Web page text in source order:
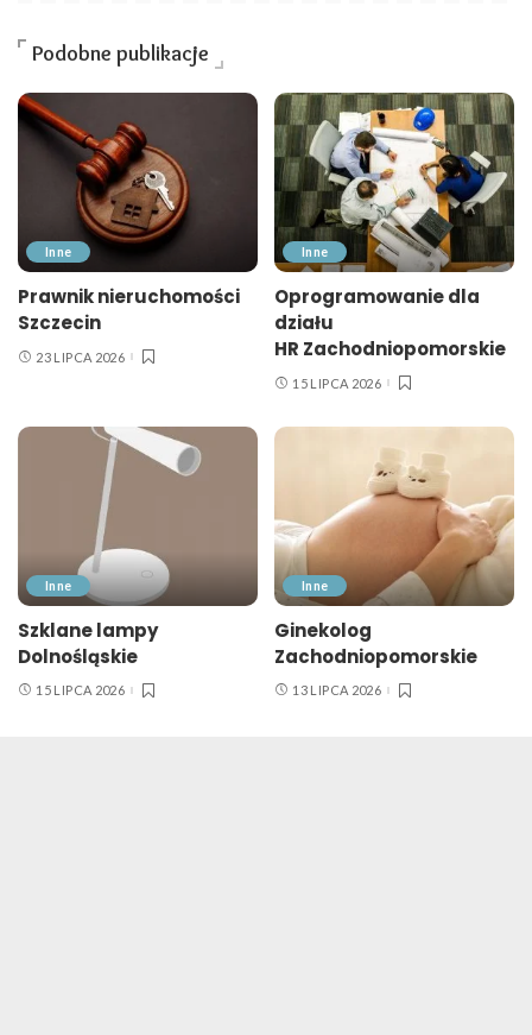
Podobne publikacje
Inne
Prawnik nieruchomości
Szczecin
23 LIPCA 2026
Inne
Oprogramowanie dla
działu
HR Zachodniopomorskie
15 LIPCA 2026
Inne
Szklane lampy
Dolnośląskie
15 LIPCA 2026
Inne
Ginekolog
Zachodniopomorskie
13 LIPCA 2026